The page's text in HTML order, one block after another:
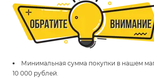
Минимальная сумма покупки в нашем
10 000 рублей.